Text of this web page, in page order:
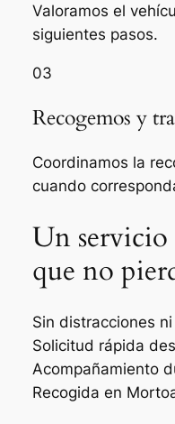
Valoramos el
siguientes pasos.
03
Recogemos y
Coordinamos la
cuando
Un servicio
que no
Sin distracciones
Solicitud rápida
Acompañamiento
Recogida en